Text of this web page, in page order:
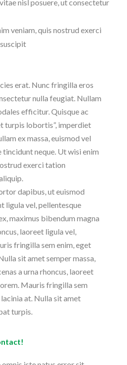
nisl posuere, ut consectetur
veniam, quis nostrud exerci
erat. Nunc fringilla eros
nulla feugiat. Nullam
efficitur. Quisque ac
turpis lobortis”, imperdiet
ex massa, euismod vel
tincidunt neque. Ut wisi enim
exerci tation
dapibus, ut euismod
ligula vel, pellentesque
maximus bibendum magna
laoreet ligula vel,
fringilla sem enim, eget
sit amet semper massa,
a urna rhoncus, laoreet
Mauris fringilla sem
at. Nulla sit amet
turpis.